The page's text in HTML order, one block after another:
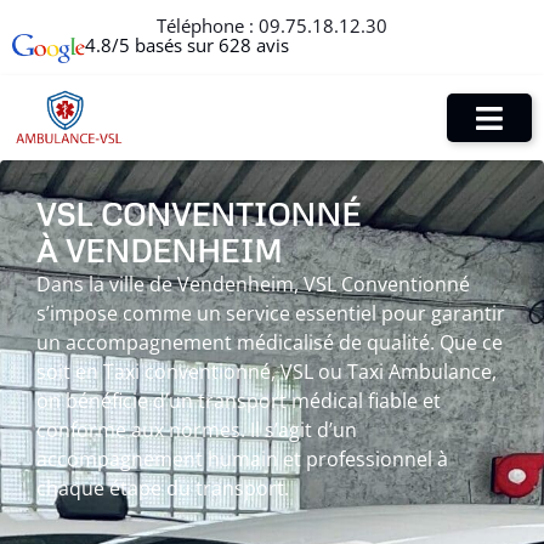
Téléphone : 09.75.18.12.30
4.8/5 basés sur 628 avis
VSL CONVENTIONNÉ
À VENDENHEIM
Dans la ville de Vendenheim, VSL Conventionné
s’impose comme un service essentiel pour garantir
un accompagnement médicalisé de qualité. Que ce
soit en Taxi conventionné, VSL ou Taxi Ambulance,
on bénéficie d’un transport médical fiable et
conforme aux normes. Il s’agit d’un
accompagnement humain et professionnel à
chaque étape du transport.